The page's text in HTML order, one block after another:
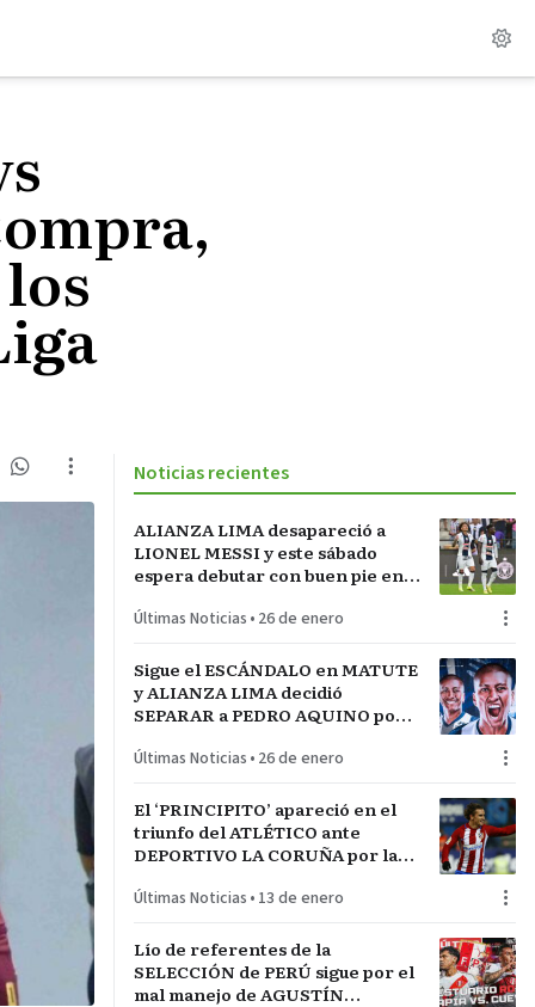
Noticias recientes
ALIANZA LIMA desapareció a
LIONEL MESSI y este sábado
espera debutar con buen pie en
Últimas Noticias • 26 de enero
Sigue el ESCÁNDALO en MATUTE
y ALIANZA LIMA decidió
SEPARAR a PEDRO AQUINO por
MONTEVIDEO
Últimas Noticias • 26 de enero
El ‘PRINCIPITO’ apareció en el
triunfo del ATLÉTICO ante
DEPORTIVO LA CORUÑA por la
Últimas Noticias • 13 de enero
Lío de referentes de la
SELECCIÓN de PERÚ sigue por el
mal manejo de AGUSTÍN